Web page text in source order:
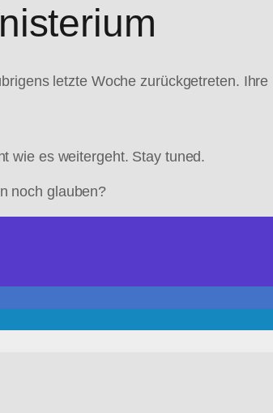
letzte Woche zurückgetreten.
wie es weitergeht. Stay tuned.
noch glauben?